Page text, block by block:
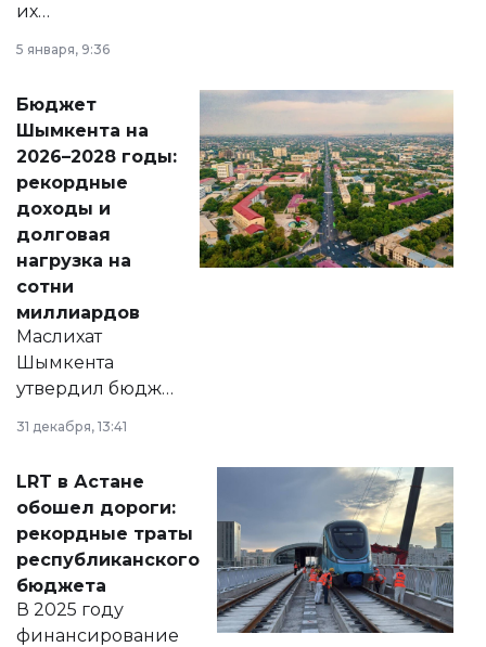
их
принести
народу
Венесуэлы.
5 января, 9:36
Бюджет
Шымкента на
2026–2028 годы:
рекордные
доходы и
долговая
нагрузка на
сотни
миллиардов
Маслихат
Шымкента
утвердил бюджет
города на 2026–
2028 годы.
документ
появился в базе
нормативных
правовых актов и
на сайте маслихат
города.
31 декабря, 13:41
LRT в Астане
обошел дороги:
рекордные траты
республиканского
бюджета
В 2025 году
финансирование